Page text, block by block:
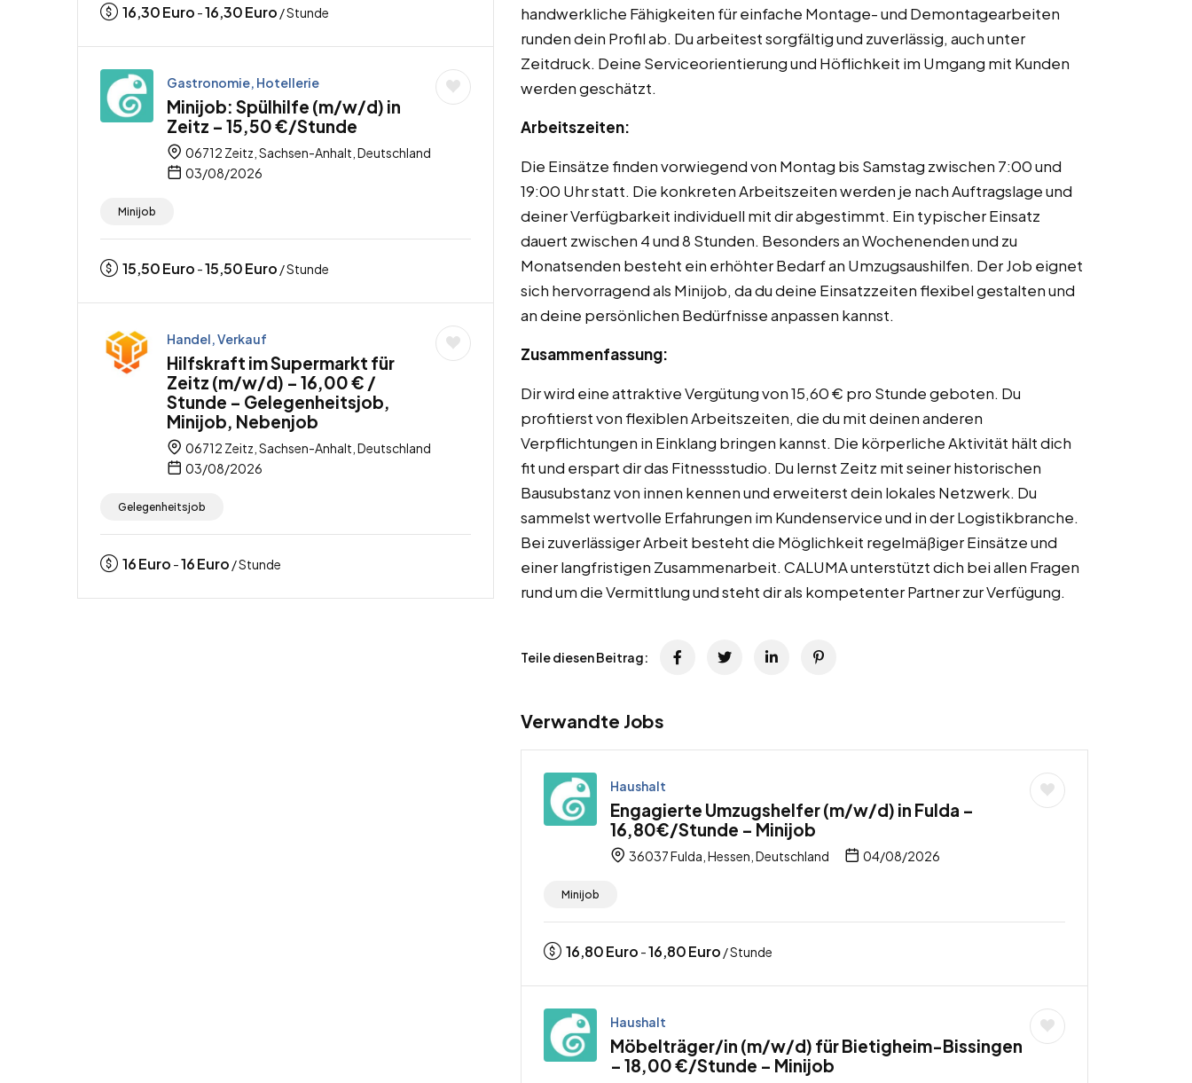
16,30Euro -16,30Euro / Stunde
Gastronomie, Hotellerie
Minijob: Spülhilfe (m/w/d) in
Zeitz – 15,50 €/Stunde
06712 Zeitz, Sachsen-Anhalt, Deutschland
03/08/2026
Minijob
15,50Euro -15,50Euro / Stunde
Handel, Verkauf
Hilfskraft im Supermarkt für
Zeitz (m/w/d) – 16,00 € /
Stunde – Gelegenheitsjob,
Minijob, Nebenjob
06712 Zeitz, Sachsen-Anhalt, Deutschland
03/08/2026
Gelegenheitsjob
16Euro -16Euro / Stunde
handwerkliche Fähigkeiten für einfache Montage- und Demontagearbeiten
runden dein Profil ab. Du arbeitest sorgfältig und zuverlässig, auch unter
Zeitdruck. Deine Serviceorientierung und Höflichkeit im Umgang mit Kunden
werden geschätzt.
Arbeitszeiten:
Die Einsätze finden vorwiegend von Montag bis Samstag zwischen 7:00 und
19:00 Uhr statt. Die konkreten Arbeitszeiten werden je nach Auftragslage und
deiner Verfügbarkeit individuell mit dir abgestimmt. Ein typischer Einsatz
dauert zwischen 4 und 8 Stunden. Besonders an Wochenenden und zu
Monatsenden besteht ein erhöhter Bedarf an Umzugsaushilfen. Der Job eignet
sich hervorragend als Minijob, da du deine Einsatzzeiten flexibel gestalten und
an deine persönlichen Bedürfnisse anpassen kannst.
Zusammenfassung:
Dir wird eine attraktive Vergütung von 15,60 € pro Stunde geboten. Du
profitierst von flexiblen Arbeitszeiten, die du mit deinen anderen
Verpflichtungen in Einklang bringen kannst. Die körperliche Aktivität hält dich
fit und erspart dir das Fitnessstudio. Du lernst Zeitz mit seiner historischen
Bausubstanz von innen kennen und erweiterst dein lokales Netzwerk. Du
sammelst wertvolle Erfahrungen im Kundenservice und in der Logistikbranche.
Bei zuverlässiger Arbeit besteht die Möglichkeit regelmäßiger Einsätze und
einer langfristigen Zusammenarbeit. CALUMA unterstützt dich bei allen Fragen
rund um die Vermittlung und steht dir als kompetenter Partner zur Verfügung.
Teile diesen Beitrag:
Verwandte Jobs
Haushalt
Engagierte Umzugshelfer (m/w/d) in Fulda –
16,80€/Stunde – Minijob
36037 Fulda, Hessen, Deutschland 04/08/2026
Minijob
16,80Euro -16,80Euro / Stunde
Haushalt
Möbelträger/in (m/w/d) für Bietigheim-Bissingen
– 18,00 €/Stunde – Minijob